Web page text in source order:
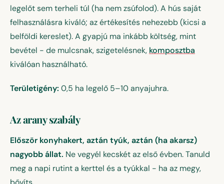
legelőt sem terheli túl (ha nem zsúfolod). A hús saját
felhasználásra kiváló; az értékesítés nehezebb (kicsi a
belföldi kereslet). A gyapjú ma inkább költség, mint
bevétel - de mulcsnak, szigetelésnek, komposztba
kiválóan használható.
Területigény: 0,5 ha legelő 5–10 anyajuhra.
Az arany szabály
Először konyhakert, aztán tyúk, aztán (ha akarsz)
nagyobb állat. Ne vegyél kecskét az első évben. Tanuld
meg a napi rutint a kerttel és a tyúkkal - ha az megy,